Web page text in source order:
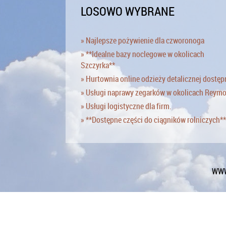
LOSOWO WYBRANE
» Najlepsze pożywienie dla czworonoga
» **Idealne bazy noclegowe w okolicach
Szczyrka**
» Hurtownia online odzieży detalicznej
» Usługi naprawy zegarków w okolicach
» Usługi logistyczne dla firm.
» **Dostępne części do ciągników rolniczych**